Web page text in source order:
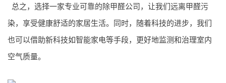
总之，选择一家专业可靠的除甲醛公司，让我们远离甲醛污
染，享受健康舒适的家居生活。同时，随着科技的进步，我们
也可以借助新科技如智能家电等手段，更好地监测和治理室内
空气质量。